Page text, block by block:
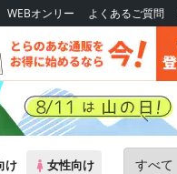
WEBオンリー よくあるご質問
け 女性向け